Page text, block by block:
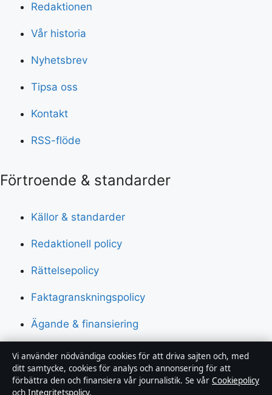
Redaktionen
Vår historia
Nyhetsbrev
Tipsa oss
Kontakt
RSS-flöde
Förtroende & standarder
Källor & standarder
Redaktionell policy
Rättelsepolicy
Faktagranskningspolicy
Ägande & finansiering
Integritetspolicy
Cookiepolicy
Vi använder nödvändiga cookies för att driva sajten och, med
ditt samtycke, cookies för analys och annonsering för att
förbättra den och finansiera vår journalistik. Se vår Cookiepolicy
och Integritetspolicy.